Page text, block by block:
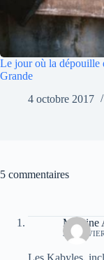
Le jour où la dépouille
Grande
4 octobre 2017
5 commentaires
Massine
30